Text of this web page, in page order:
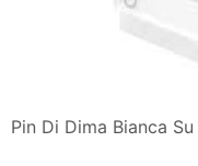
Pin Di Dima Bianca